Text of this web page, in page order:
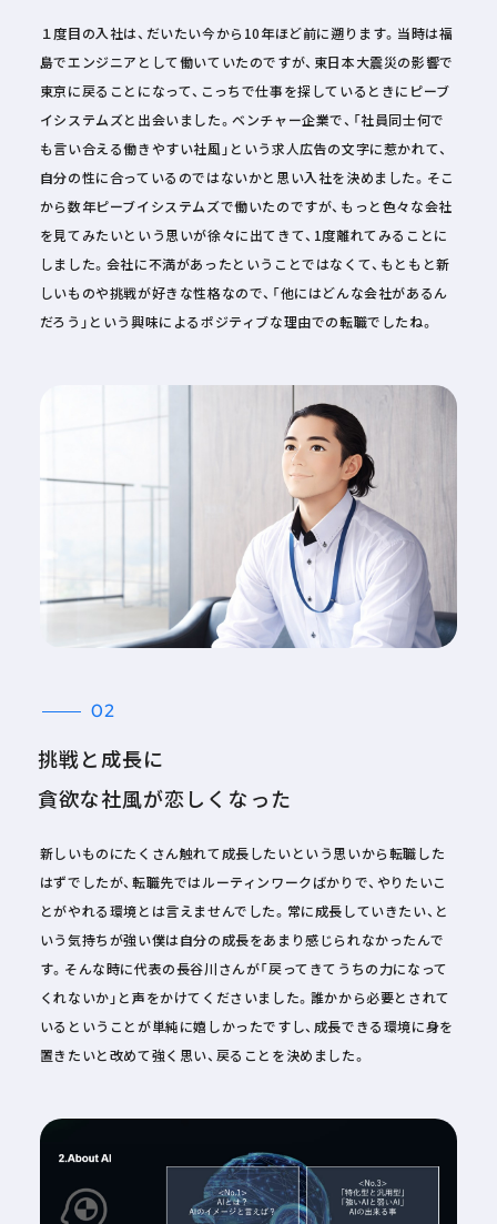
１度目の入社は、だいたい今から10年ほど前に遡ります。当時は福
島でエンジニアとして働いていたのですが、東日本大震災の影響で
東京に戻ることになって、こっちで仕事を探しているときにピーブ
イシステムズと出会いました。ベンチャー企業で、「社員同士何で
も言い合える働きやすい社風」という求人広告の文字に惹かれて、
自分の性に合っているのではないかと思い入社を決めました。そこ
から数年ピーブイシステムズで働いたのですが、もっと色々な会社
を見てみたいという思いが徐々に出てきて、1度離れてみることに
しました。会社に不満があったということではなくて、もともと新
しいものや挑戦が好きな性格なので、「他にはどんな会社があるん
だろう」という興味によるポジティブな理由での転職でしたね。
02
挑戦と成長に
貪欲な社風が恋しくなった
新しいものにたくさん触れて成長したいという思いから転職した
はずでしたが、転職先ではルーティンワークばかりで、やりたいこ
とがやれる環境とは言えませんでした。常に成長していきたい、と
いう気持ちが強い僕は自分の成長をあまり感じられなかったんで
す。そんな時に代表の長谷川さんが「戻ってきてうちの力になって
くれないか」と声をかけてくださいました。誰かから必要とされて
いるということが単純に嬉しかったですし、成長できる環境に身を
置きたいと改めて強く思い、戻ることを決めました。